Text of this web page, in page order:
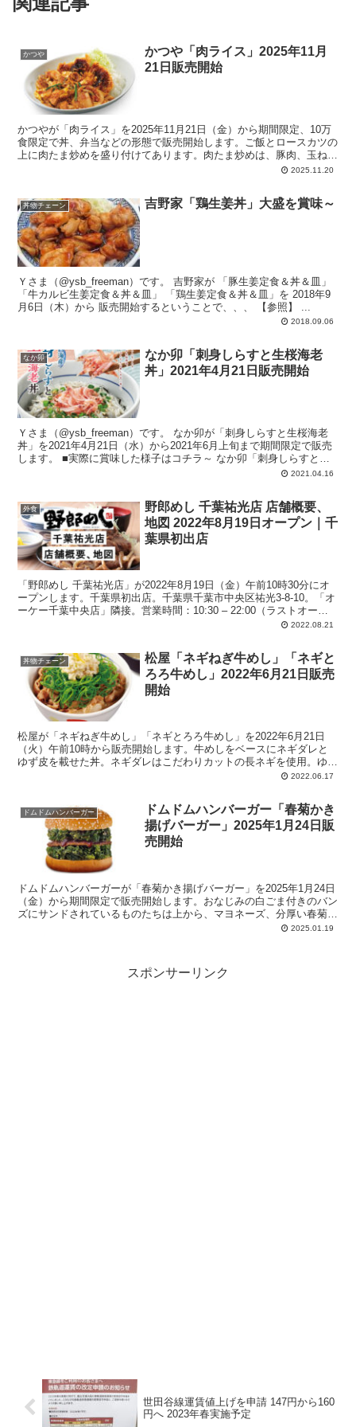
かつや
かつや「肉ライス」2025年11月
21日販売開始
かつやが「肉ライス」を2025年11月21日（金）から期間限定、10万
食限定で丼、弁当などの形態で販売開始します。ご飯とロースカツの
上に肉たま炒めを盛り付けてあります。肉たま炒めは、豚肉、玉ね
ぎ、ニラ、玉子を甘辛い焼肉タレで炒め、ご飯が進む濃厚な味わいに
2025.11.20
丼物チェーン 吉野家「鶏生姜丼」大盛を賞味～
Ｙさま（@ysb_freeman）です。 吉野家が 「豚生姜定食＆丼＆皿」
「牛カルビ生姜定食＆丼＆皿」 「鶏生姜定食＆丼＆皿」を 2018年9
2018.09.06
なか卯
なか卯「刺身しらすと生桜海老
丼」2021年4月21日販売開始
Ｙさま（@ysb_freeman）です。 なか卯が「刺身しらすと生桜海老
丼」を2021年4月21日（水）から2021年6月上旬まで期間限定で販売
します。 ■実際に賞味した様子はコチラ～ なか卯「刺身しらすと生
2021.04.16
外食
野郎めし 千葉祐光店 店舗概要、
地図 2022年8月19日オープン｜千
葉県初出店
「野郎めし 千葉祐光店」が2022年8月19日（金）午前10時30分にオ
ープンします。千葉県初出店。千葉県千葉市中央区祐光3-8-10。「オ
ーケー千葉中央店」隣接。営業時間：10:30 – 22:00（ラストオーダ
ー 21:30）※食材なくなり次第、終了。客席数：約35席。駐車場：15
2022.08.21
丼物チェーン
松屋「ネギねぎ牛めし」「ネギと
ろろ牛めし」2022年6月21日販売
開始
松屋が「ネギねぎ牛めし」「ネギとろろ牛めし」を2022年6月21日
（火）午前10時から販売開始します。牛めしをベースにネギダレと
ゆず皮を載せた丼。ネギダレはこだわりカットの長ネギを使用。ゆず
とごま油風味で出汁が効いています。青ねぎたっぷりの「ネギねぎ牛
2022.06.17
ドムドムハンバーガー
ドムドムハンバーガー「春菊かき
揚げバーガー」2025年1月24日販
売開始
ドムドムハンバーガーが「春菊かき揚げバーガー」を2025年1月24日
（金）から期間限定で販売開始します。おなじみの白ごま付きのバン
ズにサンドされているものたちは上から、マヨネーズ、分厚い春菊か
き揚げ、甘辛ソース、パティ、再び分厚い春菊かき揚げ。ザクザク！
2025.01.19
スポンサーリンク
世田谷線運賃値上げを申請 147円から160
円へ 2023年春実施予定